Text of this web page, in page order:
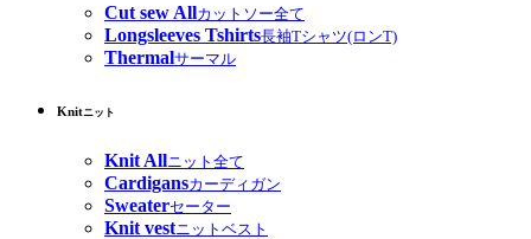
Cut sew Allカットソー全て
Longsleeves Tshirts長袖Tシャツ(ロンT)
Thermalサーマル
Knitニット
Knit Allニット全て
Cardigansカーディガン
Sweaterセーター
Knit vestニットベスト